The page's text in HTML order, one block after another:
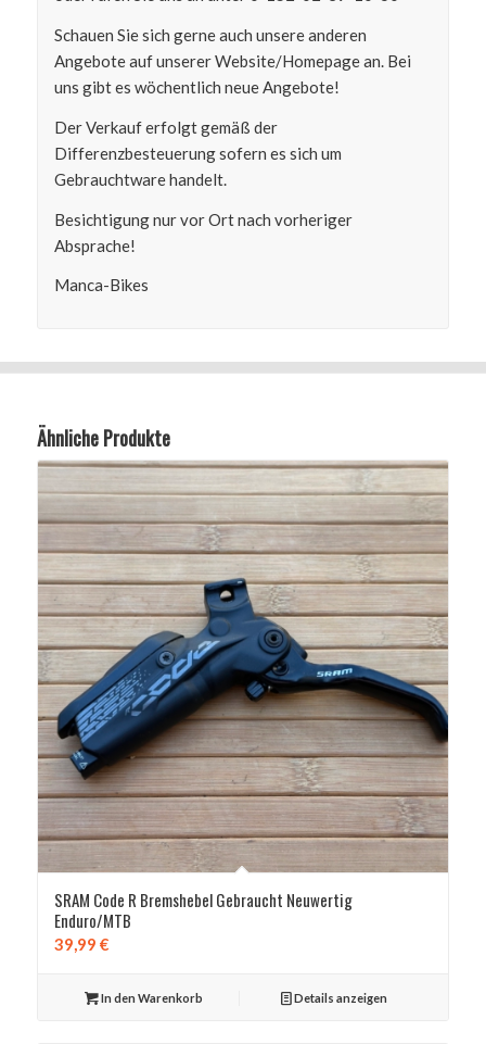
Schauen Sie sich gerne auch unsere anderen
Angebote auf unserer Website/Homepage an. Bei
uns gibt es wöchentlich neue Angebote!
Der Verkauf erfolgt gemäß der
Differenzbesteuerung sofern es sich um
Gebrauchtware handelt.
Besichtigung nur vor Ort nach vorheriger
Absprache!
Manca-Bikes
Ähnliche Produkte
SRAM Code R Bremshebel Gebraucht Neuwertig
Enduro/MTB
39,99 €
In den Warenkorb Details anzeigen